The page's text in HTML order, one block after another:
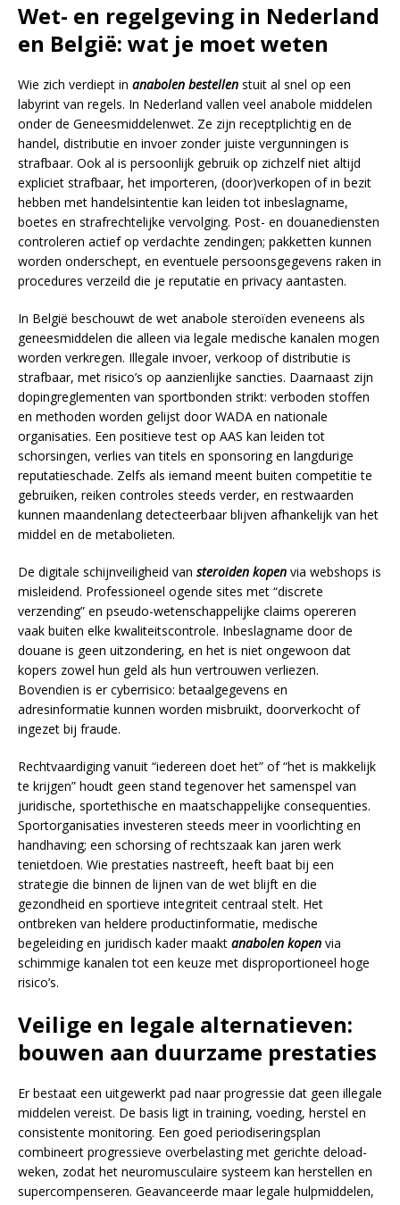
Wet- en regelgeving in Nederland
en België: wat je moet weten
Wie zich verdiept in anabolen bestellen stuit al snel op een
labyrint van regels. In Nederland vallen veel anabole middelen
onder de Geneesmiddelenwet. Ze zijn receptplichtig en de
handel, distributie en invoer zonder juiste vergunningen is
strafbaar. Ook al is persoonlijk gebruik op zichzelf niet altijd
expliciet strafbaar, het importeren, (door)verkopen of in bezit
hebben met handelsintentie kan leiden tot inbeslagname,
boetes en strafrechtelijke vervolging. Post- en douanediensten
controleren actief op verdachte zendingen; pakketten kunnen
worden onderschept, en eventuele persoonsgegevens raken in
procedures verzeild die je reputatie en privacy aantasten.
In België beschouwt de wet anabole steroïden eveneens als
geneesmiddelen die alleen via legale medische kanalen mogen
worden verkregen. Illegale invoer, verkoop of distributie is
strafbaar, met risico’s op aanzienlijke sancties. Daarnaast zijn
dopingreglementen van sportbonden strikt: verboden stoffen
en methoden worden gelijst door WADA en nationale
organisaties. Een positieve test op AAS kan leiden tot
schorsingen, verlies van titels en sponsoring en langdurige
reputatieschade. Zelfs als iemand meent buiten competitie te
gebruiken, reiken controles steeds verder, en restwaarden
kunnen maandenlang detecteerbaar blijven afhankelijk van het
middel en de metabolieten.
De digitale schijnveiligheid van steroiden kopen via webshops is
misleidend. Professioneel ogende sites met “discrete
verzending” en pseudo-wetenschappelijke claims opereren
vaak buiten elke kwaliteitscontrole. Inbeslagname door de
douane is geen uitzondering, en het is niet ongewoon dat
kopers zowel hun geld als hun vertrouwen verliezen.
Bovendien is er cyberrisico: betaalgegevens en
adresinformatie kunnen worden misbruikt, doorverkocht of
ingezet bij fraude.
Rechtvaardiging vanuit “iedereen doet het” of “het is makkelijk
te krijgen” houdt geen stand tegenover het samenspel van
juridische, sportethische en maatschappelijke consequenties.
Sportorganisaties investeren steeds meer in voorlichting en
handhaving; een schorsing of rechtszaak kan jaren werk
tenietdoen. Wie prestaties nastreeft, heeft baat bij een
strategie die binnen de lijnen van de wet blijft en die
gezondheid en sportieve integriteit centraal stelt. Het
ontbreken van heldere productinformatie, medische
begeleiding en juridisch kader maakt anabolen kopen via
schimmige kanalen tot een keuze met disproportioneel hoge
risico’s.
Veilige en legale alternatieven:
bouwen aan duurzame prestaties
Er bestaat een uitgewerkt pad naar progressie dat geen illegale
middelen vereist. De basis ligt in training, voeding, herstel en
consistente monitoring. Een goed periodiseringsplan
combineert progressieve overbelasting met gerichte deload-
weken, zodat het neuromusculaire systeem kan herstellen en
supercompenseren. Geavanceerde maar legale hulpmiddelen,